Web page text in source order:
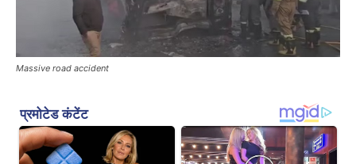
Massive road accident